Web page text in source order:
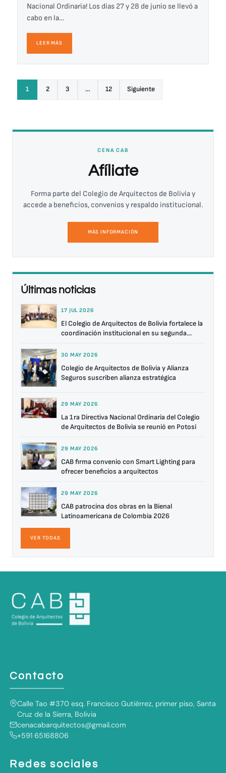
Nacional Ordinaria! Los días 27 y 28 de junio se llevó a
cabo en la…
LEER MÁS
1 2 3 … 12 Siguiente
CENA CAB
Afíliate
Forma parte del Colegio de Arquitectos de Bolivia y
accede a beneficios, convenios y respaldo institucional.
MÁS INFORMACIÓN
Últimas noticias
17 JUL 2026
El Colegio de Arquitectos de Bolivia fortalece la
coordinación institucional en su segunda
30 MAY 2026
Colegio de Arquitectos de Bolivia y Alianza
Seguros suscriben alianza estratégica
29 MAY 2026
La 1ra Directiva Nacional Ordinaria del Colegio
de Arquitectos de Bolivia se reunió en Potosí
29 MAY 2026
CAB firma convenio con Smart Lighting para
ofrecer beneficios a arquitectos
29 MAY 2026
CAB patrocina dos obras en la Bienal
Latinoamericana de Colombia 2026
VER TODAS
Contacto
Calle Tao #370 esq. Francisco Gutiérrez, primer piso, Santa
Cruz de la Sierra, Bolivia
cenacabarquitectos@gmail.com
+591 65168806
Redes sociales